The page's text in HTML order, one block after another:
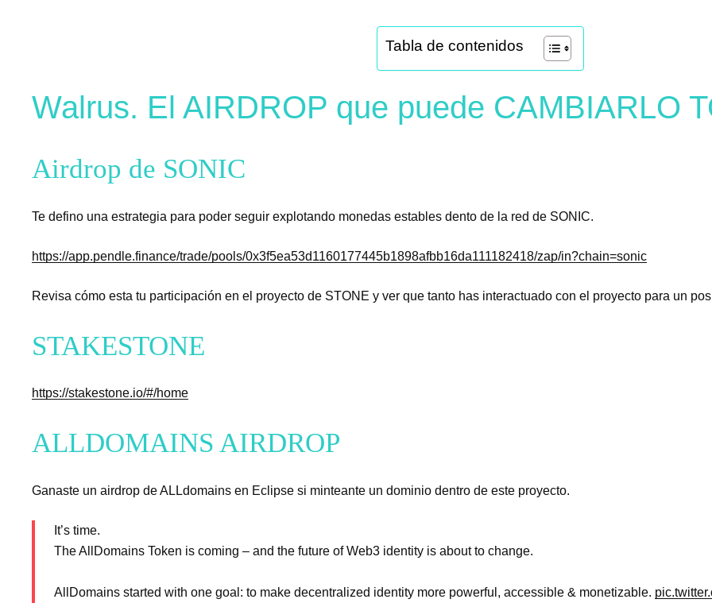
Tabla de contenidos
Walrus. El AIRDROP que puede CAMBIARLO
Airdrop de SONIC
Te defino una estrategia para poder seguir explotando monedas estables dento de la red de SONIC.
https://app.pendle.finance/trade/pools/0x3f5ea53d1160177445b1898afbb16da111182418/zap/in?chain=sonic
Revisa cómo esta tu participación en el proyecto de STONE y ver que tanto has interactuado con el proyecto para un
STAKESTONE
https://stakestone.io/#/home
ALLDOMAINS AIRDROP
Ganaste un airdrop de ALLdomains en Eclipse si minteante un dominio dentro de este proyecto.
It’s time.
The AllDomains Token is coming – and the future of Web3 identity is about to change.
AllDomains started with one goal: to make decentralized identity more powerful, accessible & monetizable.